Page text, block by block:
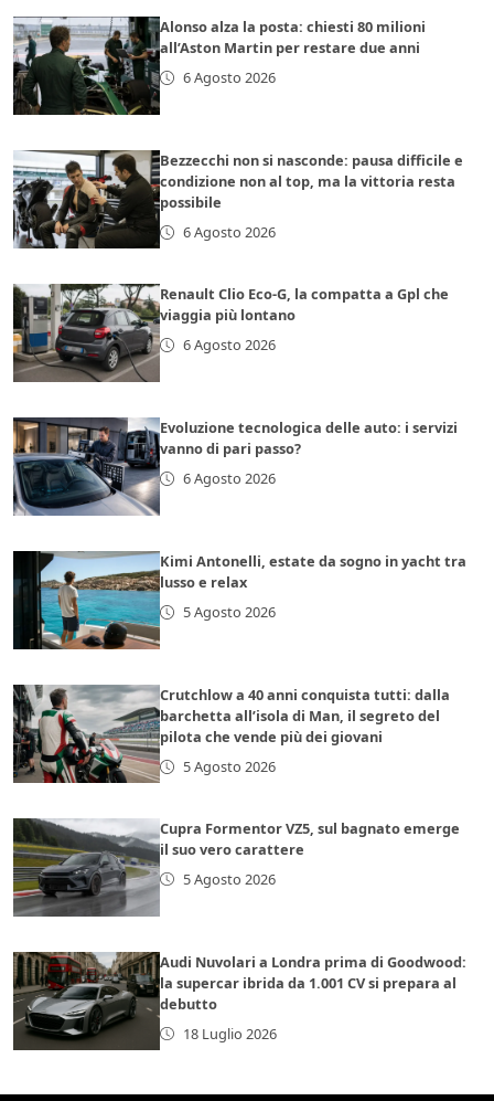
Alonso alza la posta: chiesti 80 milioni
all’Aston Martin per restare due anni
6 Agosto 2026
Bezzecchi non si nasconde: pausa difficile e
condizione non al top, ma la vittoria resta
possibile
6 Agosto 2026
Renault Clio Eco-G, la compatta a Gpl che
viaggia più lontano
6 Agosto 2026
Evoluzione tecnologica delle auto: i servizi
vanno di pari passo?
6 Agosto 2026
Kimi Antonelli, estate da sogno in yacht tra
lusso e relax
5 Agosto 2026
Crutchlow a 40 anni conquista tutti: dalla
barchetta all’isola di Man, il segreto del
pilota che vende più dei giovani
5 Agosto 2026
Cupra Formentor VZ5, sul bagnato emerge
il suo vero carattere
5 Agosto 2026
Audi Nuvolari a Londra prima di Goodwood:
la supercar ibrida da 1.001 CV si prepara al
debutto
18 Luglio 2026